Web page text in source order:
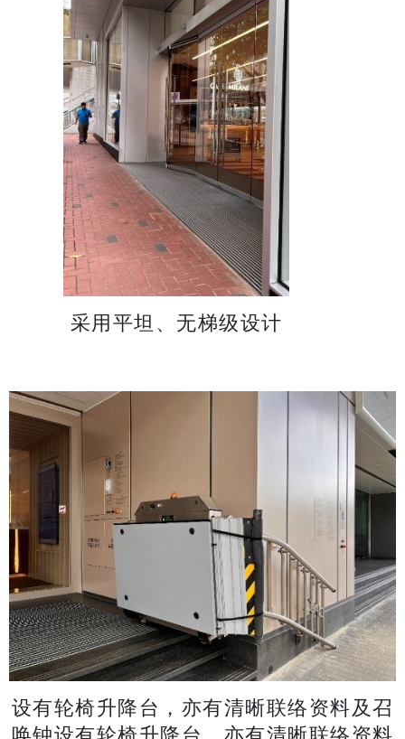
采用平坦、无梯级设计
设有轮椅升降台，亦有清晰联络资料及召